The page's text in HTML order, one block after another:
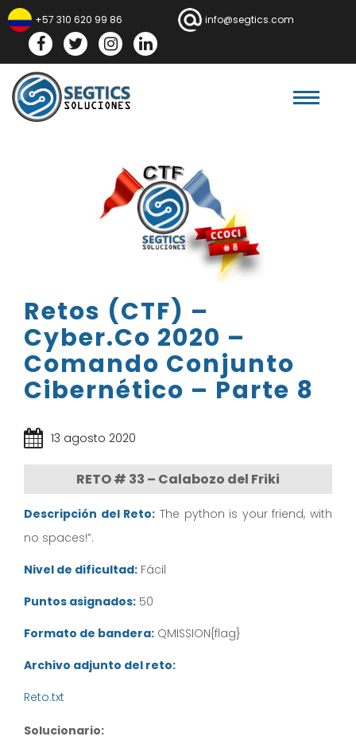
+57 310 620 99 86 info@segtics.com
FacebookTwitter InstagramLinkedln
Retos (CTF) –
Cyber.Co 2020 –
Comando Conjunto
Cibernético – Parte 8
13 agosto 2020
RETO # 33 – Calabozo del Friki
Descripción del Reto: The python is your friend, with
no spaces!”.
Nivel de dificultad: Fácil
Puntos asignados: 50
Formato de bandera: QMISSION{flag}
Archivo adjunto del reto:
Reto.txt
Solucionario: